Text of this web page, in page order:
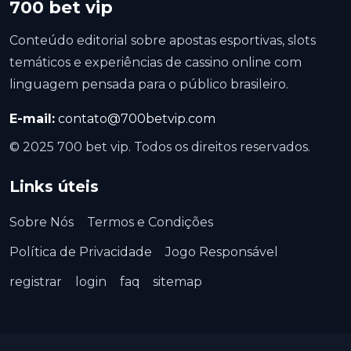
700 bet vip
Conteúdo editorial sobre apostas esportivas, slots
temáticos e experiências de cassino online com
linguagem pensada para o público brasileiro.
E-mail: contato@700betvip.com
© 2025 700 bet vip. Todos os direitos reservados.
Links úteis
Sobre Nós
Termos e Condições
Política de Privacidade
Jogo Responsável
registrar
login faq sitemap